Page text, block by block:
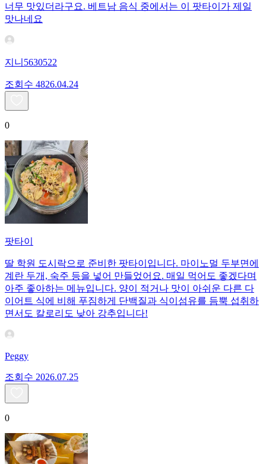
너무 맛있더라구요. 베트남 음식 중에서는 이 팟타이가 제일
맛나네요
지니5630522
조회수 4826.04.24
0
팟타이
딸 학원 도시락으로 준비한 팟타이입니다. 마이노멀 두부면에
계란 두개, 숙주 등을 넣어 만들었어요. 매일 먹어도 좋겠다며
아주 좋아하는 메뉴입니다. 양이 적거나 맛이 아쉬운 다른 다
이어트 식에 비해 푸짐하게 단백질과 식이섬유를 듬뿍 섭취하
면서도 칼로리도 낮아 강추입니다!
Peggy
조회수 2026.07.25
0